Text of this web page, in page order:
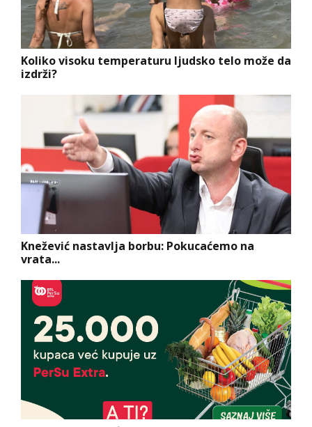
Koliko visoku temperaturu ljudsko telo može da
izdrži?
Knežević nastavlja borbu: Pokucaćemo na
vrata...